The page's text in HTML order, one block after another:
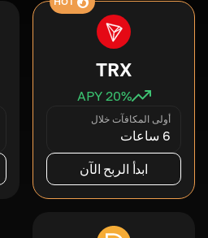
TRX
20% APY
أولى المكافآت خلال
6 ساعات
ابدأ الربح الآن